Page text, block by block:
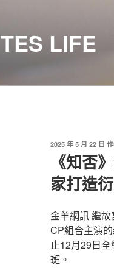
TES LIFE
發
2025 年 5 月 22 日
《知否
家打造
金羊網訊 繼
CP組合主演
止12月29日
斑。